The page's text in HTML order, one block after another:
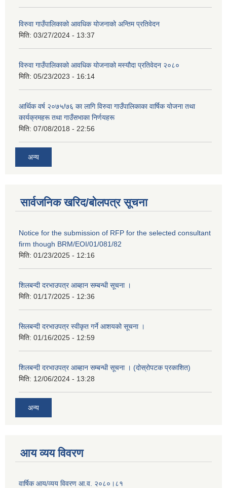
विरुवा गाउँपालिकाको आवधिक योजनाको अन्तिम प्रतिवेदन
मिति: 03/27/2024 - 13:37
विरुवा गाउँपालिकाको आवधिक योजनाको मस्यौदा प्रतिवेदन २०८०
मिति: 05/23/2023 - 16:14
आर्थिक वर्ष २०७५/७६ का लागि विरुवा गाउँपालिकाका वार्षिक योजना तथा
कार्यक्रमहरू तथा गाउँसभाका निर्णयहरू
मिति: 07/08/2018 - 22:56
अन्य
सार्वजनिक खरिद/बोलपत्र सूचना
Notice for the submission of RFP for the selected consultant
firm though BRM/EOI/01/081/82
मिति: 01/23/2025 - 12:16
शिलबन्दी दरभाउपत्र आब्हान सम्बन्धी सूचना ।
मिति: 01/17/2025 - 12:36
सिलबन्दी दरभाउपत्र स्वीकृत गर्ने आशयको सूचना ।
मिति: 01/16/2025 - 12:59
शिलबन्दी दरभाउपत्र आब्हान सम्बन्धी सूचना । (दोस्रोपटक प्रकाशित)
मिति: 12/06/2024 - 13:28
अन्य
आय व्यय विवरण
वार्षिक आय/व्यय विवरण आ.व. २०८०।८१